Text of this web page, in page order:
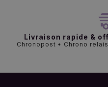
Livraison rapide &
Chronopost • Chrono